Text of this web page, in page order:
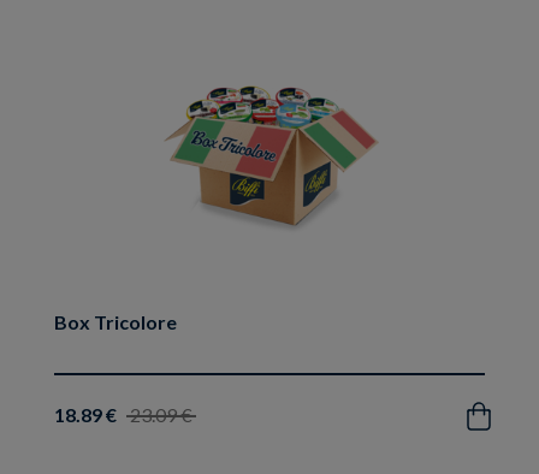
Box Tricolore
18.89 € 23.09 € Acquista